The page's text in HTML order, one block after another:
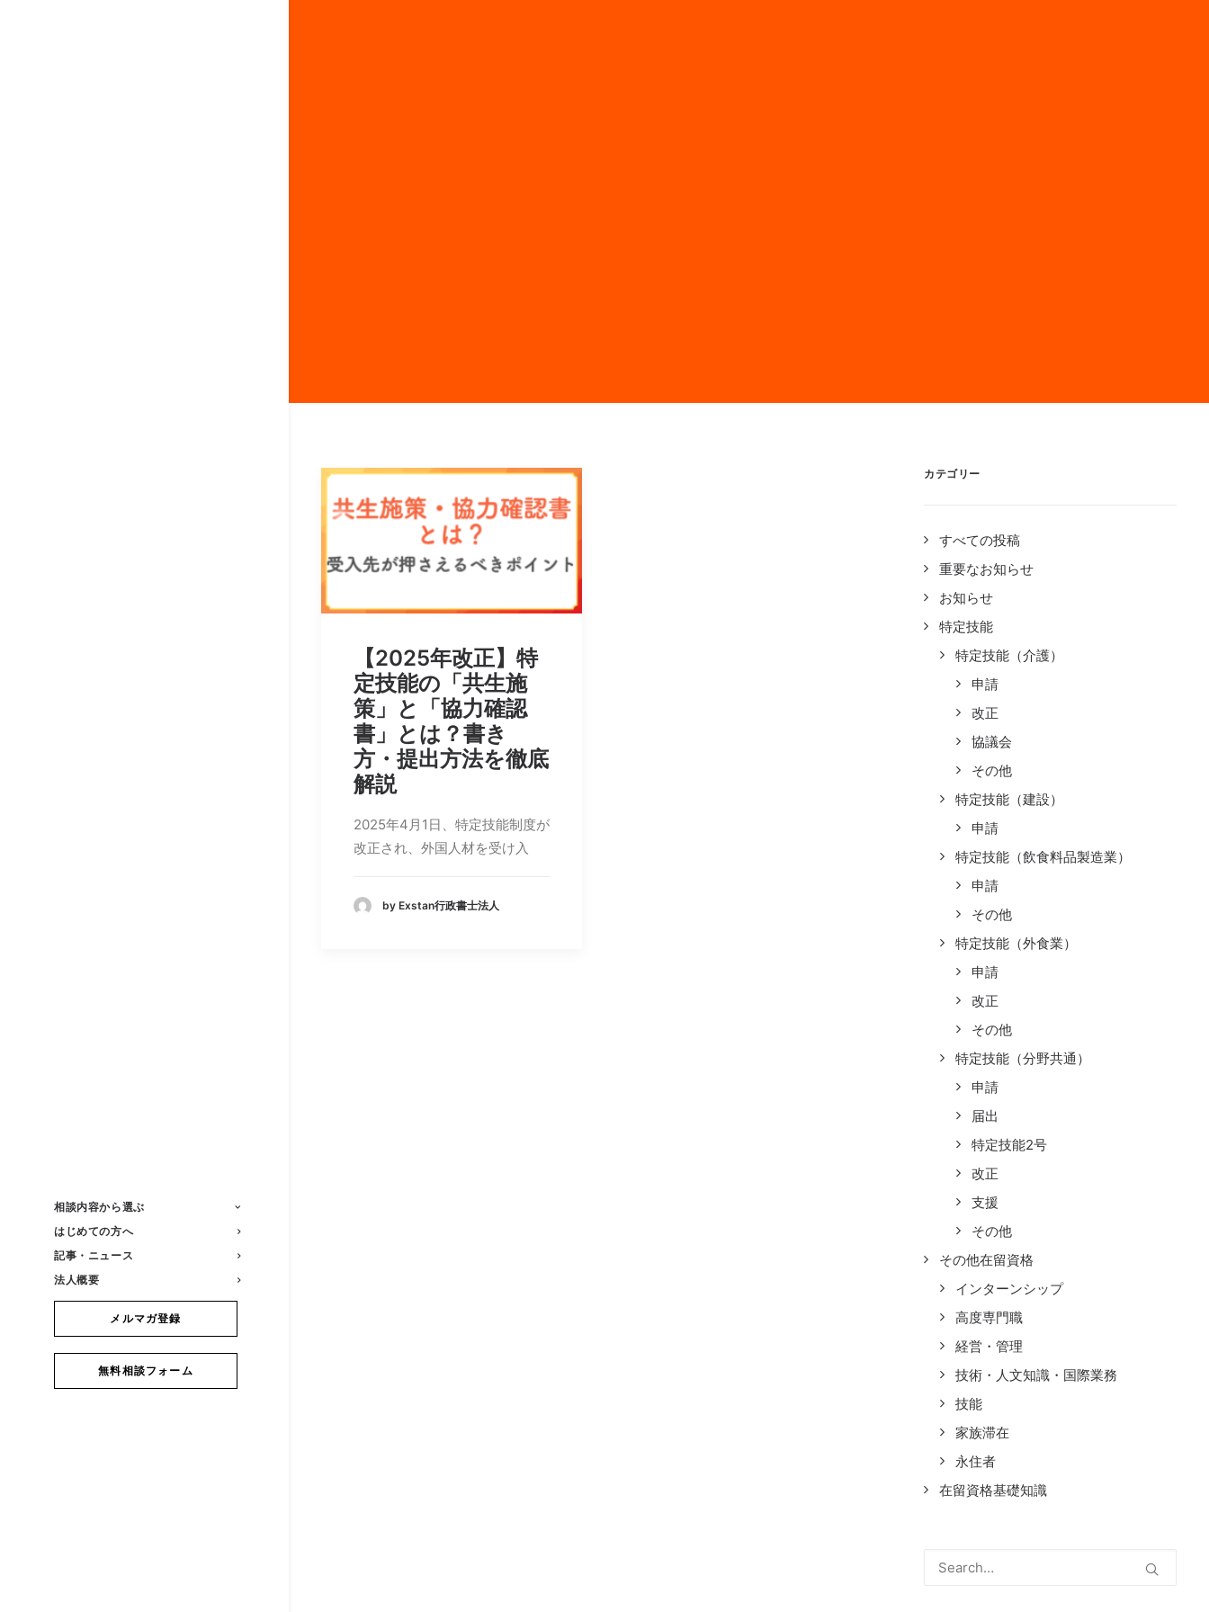
相談内容から選ぶ
はじめての方へ
記事・ニュース
法人概要
メルマガ登録
無料相談フォーム
【2025年改正】特
定技能の「共生施
策」と「協力確認
書」とは？書き
方・提出方法を徹底
解説
2025年4月1日、特定技能制度が
改正され、外国人材を受け入
by Exstan行政書士法人
カテゴリー
すべての投稿
重要なお知らせ
お知らせ
特定技能
特定技能（介護）
申請
改正
協議会
その他
特定技能（建設）
申請
特定技能（飲食料品製造業）
申請
その他
特定技能（外食業）
申請
改正
その他
特定技能（分野共通）
申請
届出
特定技能2号
改正
支援
その他
その他在留資格
インターンシップ
高度専門職
経営・管理
技術・人文知識・国際業務
技能
家族滞在
永住者
在留資格基礎知識